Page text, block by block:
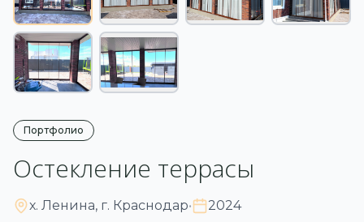
Портфолио
Остекление террасы
х. Ленина, г. Краснодар• 2024